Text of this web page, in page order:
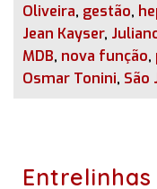
Oliveira, gestão,
Jean Kayser,
MDB, nova função,
Osmar Tonini, São
Entrelinhas